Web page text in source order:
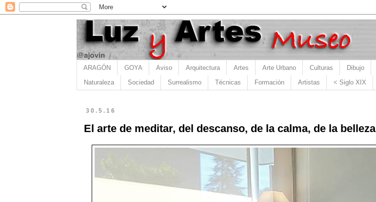
ARAGÓN GOYA Aviso Arquitectura Artes Arte Urbano Culturas Dibujo
Naturaleza Sociedad Surrealismo Técnicas Formación Artistas < Siglo XIX
30.5.16
El arte de meditar, del descanso, de la calma, de la belleza